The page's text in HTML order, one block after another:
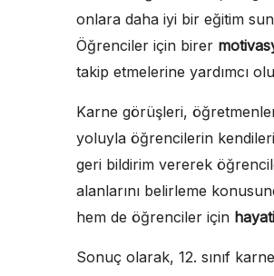
onlara daha iyi bir eğitim
Öğrenciler için birer
takip etmelerine yardımcı
Karne görüşleri,
yoluyla öğrencilerin
geri bildirim vererek
alanlarını belirleme
hem de öğrenciler için
Sonuç olarak, 12. sınıf